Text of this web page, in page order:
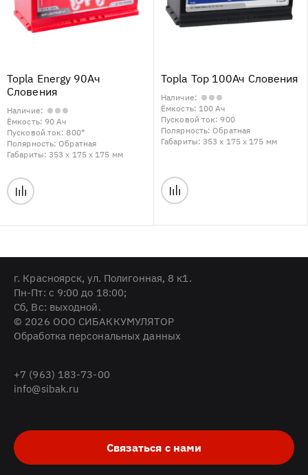
Topla Energy 90Ач
Словения
Наличие:
Ёмкость: 90 Ач
Пусковой ток:800*
Полярность:Обратная
Габариты: 353 x 175 x 175 мм
Topla Top 100Ач Словения
Наличие:
Ёмкость: 100 Ач
Пусковой ток: 900
Полярность:Обратная
Габариты: 353 x 175 x 175 мм
г. Красноярск, ул. Полигонная, 8 к1.
Пн-Пт: с 9:00 до 18:00;
Cб, Вс: выходной.
© 2026 ООО СИБАККУМУЛЯТОР
Обработка персональных данных
+7 (963) 183-73-00
info@sibak.ru
Связаться с нами